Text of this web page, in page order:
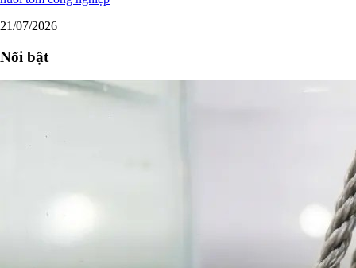
21/07/2026
Nổi bật